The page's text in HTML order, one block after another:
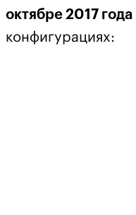
октябре 2017 года
конфигурациях: